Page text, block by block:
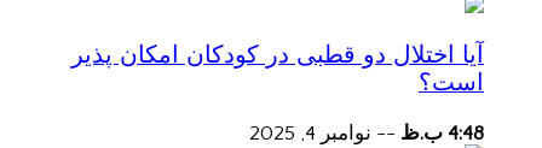
آیا اختلال دو قطبی در کودکان امکان پذیر
است؟
4:48 ب.ظ -- نوامبر 4, 2025